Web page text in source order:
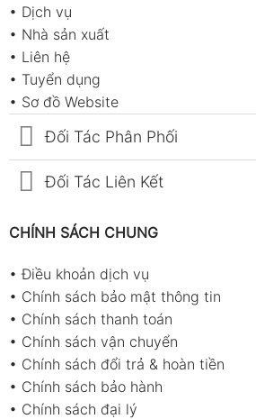
• Dịch vụ
• Nhà sản xuất
• Liên hệ
• Tuyển dụng
• Sơ đồ Website
Đối Tác Phân Phối
Đối Tác Liên Kết
CHÍNH SÁCH CHUNG
•Điều khoản dịch vụ
• Chính sách bảo mật thông tin
• Chính sách thanh toán
• Chính sách vận chuyển
• Chính sách đổi trả & hoàn tiền
• Chính sách bảo hành
• Chính sách đại lý